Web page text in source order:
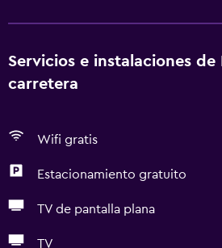
Servicios e instalaciones de
carretera
Wifi gratis
Estacionamiento gratuito
TV de pantalla plana
TV